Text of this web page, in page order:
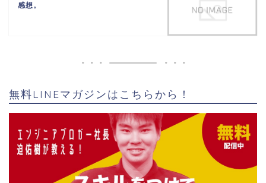
感想。
無料LINEマガジンはこちらから！